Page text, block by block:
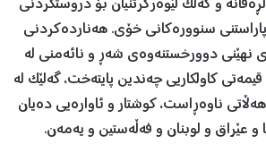
و کەلک لێوەرگرتنیان بۆ دروستکردنی
سنوورەکانی خۆی. هەناردەکردنی
دوورخستنەوەی شەڕ و نائەمنی له
کاولکاریی چەندین پایتەخت، گەلێک له
ناوەڕاست، کوشتار و ئاوارەیی دەیان
عێراق و لوبنان و فەڵەستین و یەمەن.